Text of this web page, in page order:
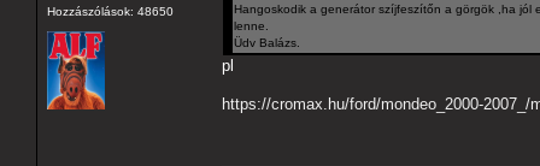
Hozzászólások: 48650
Hangoskodik a generátor szíjfeszítőn a görgök ,ha jól
lenne.
Üdv Balázs.
pl
https://cromax.hu/ford/mondeo_2000-